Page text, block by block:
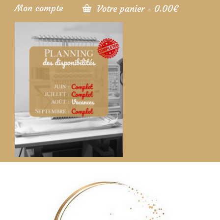
Mon compte Votre panier - 0.00€